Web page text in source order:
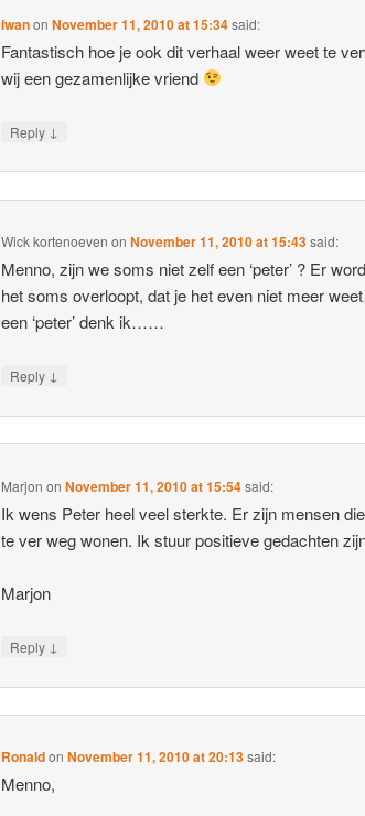
IwanonNovember 11, 2010 at 15:34said:
Fantastisch hoe je ook dit verhaal weer weet te
wij een gezamenlijke vriend
Reply ↓
Wick kortenoeven onNovember 11, 2010 at 15:43said:
Menno, zijn we soms niet zelf een ‘peter’ ? Er
het soms overloopt, dat je het even niet meer
een ‘peter’ denk ik……
Reply ↓
Marjon onNovember 11, 2010 at 15:54said:
Ik wens Peter heel veel sterkte. Er zijn mensen
te ver weg wonen. Ik stuur positieve gedachten
Marjon
Reply ↓
RonaldonNovember 11, 2010 at 20:13said:
Menno,